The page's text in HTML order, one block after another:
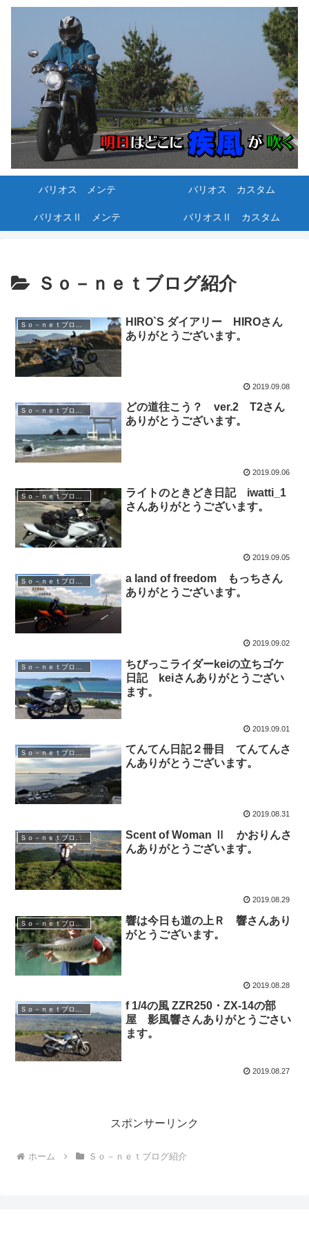
バリオス メンテ バリオス カスタム
バリオスⅡ メンテ バリオスⅡ カスタム
Ｓｏ－ｎｅｔブログ紹介
HIRO`S ダイアリー HIROさん
ありがとうございます。
2019.09.08
どの道往こう？ ver.2 T2さん
ありがとうございます。
2019.09.06
ライトのときどき日記 iwatti_1
さんありがとうございます。
2019.09.05
Ｓｏ－ｎｅｔブログ紹介
a land of freedom もっちさん
ありがとうございます。
2019.09.02
ちびっこライダーkeiの立ちゴケ
日記 keiさんありがとうござい
ます。
2019.09.01
てんてん日記２冊目 てんてんさ
んありがとうございます。
2019.08.31
Ｓｏ－ｎｅｔブログ紹介
Scent of Woman Ⅱ かおりんさ
んありがとうございます。
2019.08.29
響は今日も道の上Ｒ 響さんあり
がとうございます。
2019.08.28
f 1/4の風 ZZR250・ZX-14の部
屋 影風響さんありがとうごさい
ます。
2019.08.27
スポンサーリンク
ホーム Ｓｏ－ｎｅｔブログ紹介